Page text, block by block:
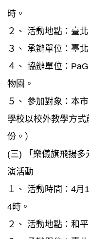
時。
２、 活動地點：臺
３、 承辦單位：臺
４、 協辦單位：
物園。
５、 參加對象：本
學校以校外教學方
份。）
(三) 「樂儀旗飛揚
演活動
１、 活動時間：4
4時。
２、 活動地點：和